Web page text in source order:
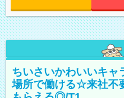
ちいさいかわいいキャ
場所で働ける☆来社不